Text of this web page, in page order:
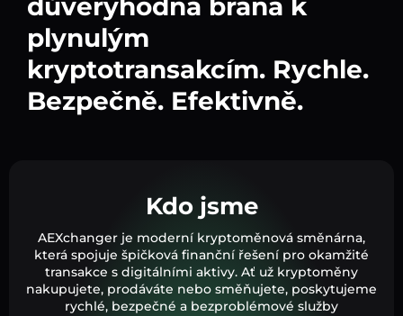
plynulým
kryptotransakcím. Rychle.
Bezpečně. Efektivně.
Kdo jsme
AEXchanger je moderní kryptoměnová směnárna,
která spojuje špičková finanční řešení pro okamžité
transakce s digitálními aktivy. Ať už kryptoměny
nakupujete, prodáváte nebo směňujete, poskytujeme
rychlé, bezpečné a bezproblémové služby